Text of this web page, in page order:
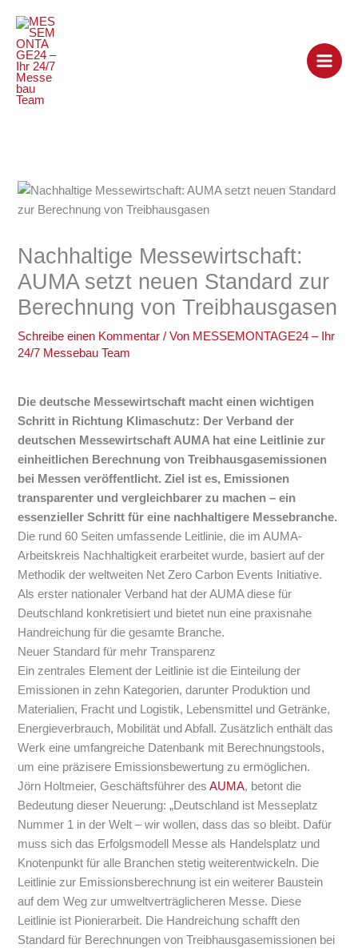
Inhalt
springen
Nachhaltige Messewirtschaft:
AUMA setzt neuen Standard zur
Berechnung von Treibhausgasen
Schreibe einen Kommentar / Von MESSEMONTAGE24 – Ihr
24/7 Messebau Team
Die deutsche Messewirtschaft macht einen wichtigen
Schritt in Richtung Klimaschutz: Der Verband der
deutschen Messewirtschaft AUMA hat eine Leitlinie zur
einheitlichen Berechnung von Treibhausgasemissionen
bei Messen veröffentlicht. Ziel ist es, Emissionen
transparenter und vergleichbarer zu machen – ein
essenzieller Schritt für eine nachhaltigere Messebranche.
Die rund 60 Seiten umfassende Leitlinie, die im AUMA-
Arbeitskreis Nachhaltigkeit erarbeitet wurde, basiert auf der
Methodik der weltweiten Net Zero Carbon Events Initiative.
Als erster nationaler Verband hat der AUMA diese für
Deutschland konkretisiert und bietet nun eine praxisnahe
Handreichung für die gesamte Branche.
Neuer Standard für mehr Transparenz
Ein zentrales Element der Leitlinie ist die Einteilung der
Emissionen in zehn Kategorien, darunter Produktion und
Materialien, Fracht und Logistik, Lebensmittel und Getränke,
Energieverbrauch, Mobilität und Abfall. Zusätzlich enthält das
Werk eine umfangreiche Datenbank mit Berechnungstools,
um eine präzisere Emissionsbewertung zu ermöglichen.
Jörn Holtmeier, Geschäftsführer desAUMA, betont die
Bedeutung dieser Neuerung: „Deutschland ist Messeplatz
Nummer 1 in der Welt – wir wollen, dass das so bleibt. Dafür
muss sich das Erfolgsmodell Messe als Handelsplatz und
Knotenpunkt für alle Branchen stetig weiterentwickeln. Die
Leitlinie zur Emissionsberechnung ist ein weiterer Baustein
auf dem Weg zur umweltverträglicheren Messe. Diese
Leitlinie ist Pionierarbeit. Die Handreichung schafft den
Standard für Berechnungen von Treibhausgasemissionen bei